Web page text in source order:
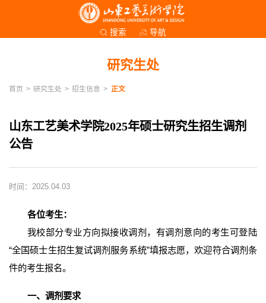
搜索 导航
研究生处
首页 > 研究生处 > 招生信息 > 正文
山东工艺美术学院2025年硕士研究生招生调剂
公告
时间：2025.04.03
各位考生：
我校部分专业方向拟接收调剂，有调剂意向的考生可登陆
“全国硕士生招生复试调剂服务系统”填报志愿，欢迎符合调剂条
件的考生报名。
一、 调剂要求